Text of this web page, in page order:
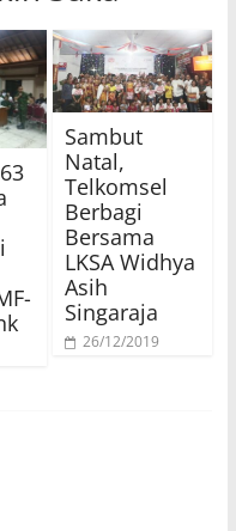
Sambut
Natal,
Telkomsel
Berbagi
Bersama
LKSA Widhya
Asih
Singaraja
26/12/2019